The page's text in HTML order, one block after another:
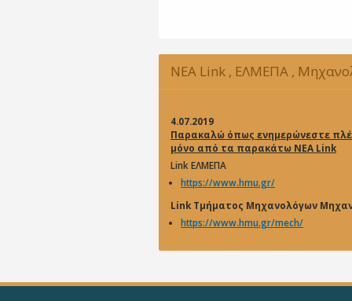
NEA Link , ΕΛΜΕΠΑ ,
4.07.2019
Παρακαλώ όπως ενημερώνεστε
μόνο από τα παρακάτω NEA Link
Link ΕΛΜΕΠΑ
https://www.hmu.gr/
Link Τμήματος Μηχανολόγων
https://www.hmu.gr/mech/